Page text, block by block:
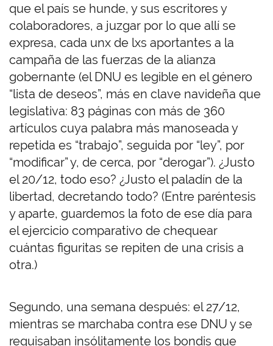
que el país se hunde, y sus escritores y
colaboradores, a juzgar por lo que allí se
expresa, cada unx de lxs aportantes a la
campaña de las fuerzas de la alianza
gobernante (el DNU es legible en el género
“lista de deseos”, más en clave navideña que
legislativa: 83 páginas con más de 360
artículos cuya palabra más manoseada y
repetida es “trabajo”, seguida por “ley”, por
“modificar” y, de cerca, por “derogar”). ¿Justo
el 20/12, todo eso? ¿Justo el paladín de la
libertad, decretando todo? (Entre paréntesis
y aparte, guardemos la foto de ese día para
el ejercicio comparativo de chequear
cuántas figuritas se repiten de una crisis a
otra.)
Segundo, una semana después: el 27/12,
mientras se marchaba contra ese DNU y se
requisaban insólitamente los bondis que